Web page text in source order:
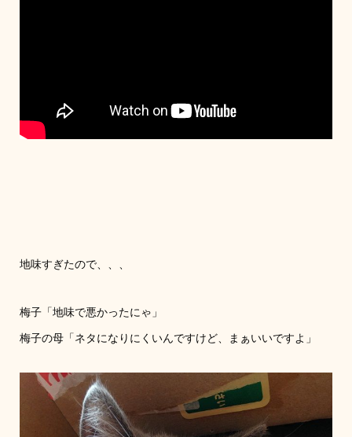
地味すぎたので、、、
梅子「地味で悪かったにゃ」
梅子の母「ネタになりにくいんですけど、まぁいいですよ」